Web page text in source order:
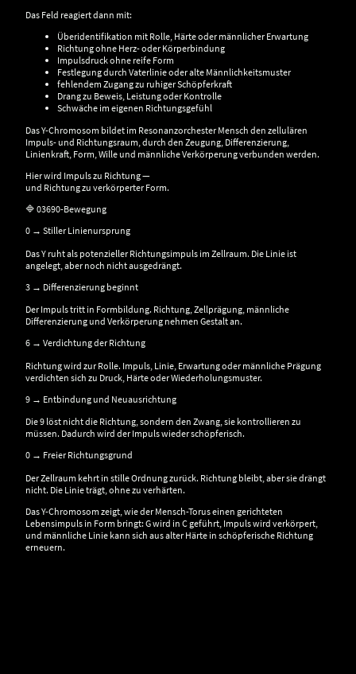
Das Feld reagiert dann mit:
Überidentifikation mit Rolle, Härte oder männlicher Erwartung
Richtung ohne Herz- oder Körperbindung
Impulsdruck ohne reife Form
Festlegung durch Vaterlinie oder alte Männlichkeitsmuster
fehlendem Zugang zu ruhiger Schöpferkraft
Drang zu Beweis, Leistung oder Kontrolle
Schwäche im eigenen Richtungsgefühl
Das Y-Chromosom bildet im Resonanzorchester Mensch den zellulären
Impuls- und Richtungsraum, durch den Zeugung, Differenzierung,
Linienkraft, Form, Wille und männliche Verkörperung verbunden werden.
Hier wird Impuls zu Richtung —
und Richtung zu verkörperter Form.
🔷 03690-Bewegung
0 → Stiller Linienursprung
Das Y ruht als potenzieller Richtungsimpuls im Zellraum. Die Linie ist
angelegt, aber noch nicht ausgedrängt.
3 → Differenzierung beginnt
Der Impuls tritt in Formbildung. Richtung, Zellprägung, männliche
Differenzierung und Verkörperung nehmen Gestalt an.
6 → Verdichtung der Richtung
Richtung wird zur Rolle. Impuls, Linie, Erwartung oder männliche Prägung
verdichten sich zu Druck, Härte oder Wiederholungsmuster.
9 → Entbindung und Neuausrichtung
Die 9 löst nicht die Richtung, sondern den Zwang, sie kontrollieren zu
müssen. Dadurch wird der Impuls wieder schöpferisch.
0 → Freier Richtungsgrund
Der Zellraum kehrt in stille Ordnung zurück. Richtung bleibt, aber sie drängt
nicht. Die Linie trägt, ohne zu verhärten.
Das Y-Chromosom zeigt, wie der Mensch-Torus einen gerichteten
Lebensimpuls in Form bringt: G wird in C geführt, Impuls wird verkörpert,
und männliche Linie kann sich aus alter Härte in schöpferische Richtung
erneuern.